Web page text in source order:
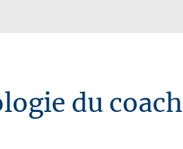
du coach